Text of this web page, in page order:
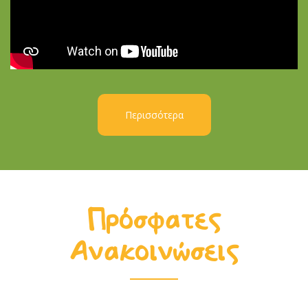
Περισσότερα
Πρόσφατες
Ανακοινώσεις